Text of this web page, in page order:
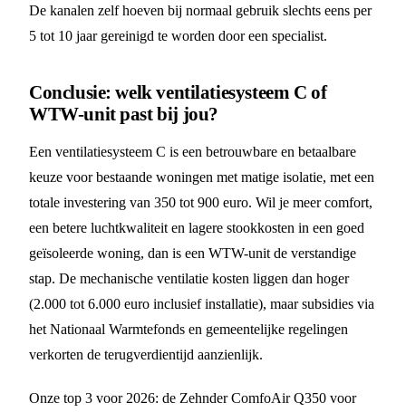
De kanalen zelf hoeven bij normaal gebruik slechts eens per
5 tot 10 jaar gereinigd te worden door een specialist.
Conclusie: welk ventilatiesysteem C of
WTW-unit past bij jou?
Een ventilatiesysteem C is een betrouwbare en betaalbare
keuze voor bestaande woningen met matige isolatie, met een
totale investering van 350 tot 900 euro. Wil je meer comfort,
een betere luchtkwaliteit en lagere stookkosten in een goed
geïsoleerde woning, dan is een WTW-unit de verstandige
stap. De mechanische ventilatie kosten liggen dan hoger
(2.000 tot 6.000 euro inclusief installatie), maar subsidies via
het Nationaal Warmtefonds en gemeentelijke regelingen
verkorten de terugverdientijd aanzienlijk.
Onze top 3 voor 2026: de Zehnder ComfoAir Q350 voor